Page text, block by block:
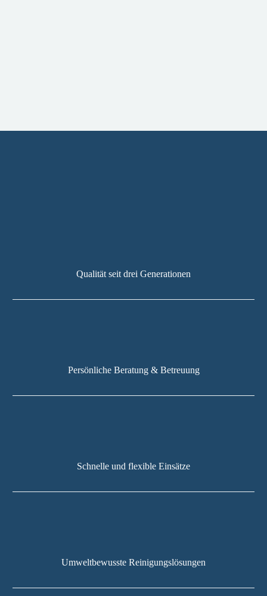
Qualität seit drei Generationen
Persönliche Beratung & Betreuung
Schnelle und flexible Einsätze
Umweltbewusste Reinigungslösungen